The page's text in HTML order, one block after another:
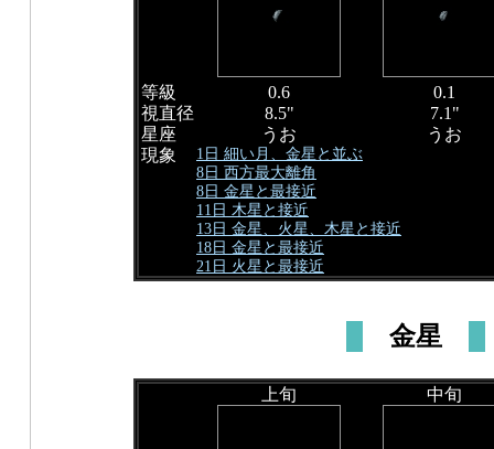
等級 0.6
0.1
視直径
8.5"
7.1"
星座
うお
うお
現象
1日 細い月、金星と並ぶ
8日 西方最大離角
8日 金星と最接近
11日 木星と接近
13日 金星、火星、木星と接近
18日 金星と最接近
21日 火星と最接近
金星
上旬 中旬